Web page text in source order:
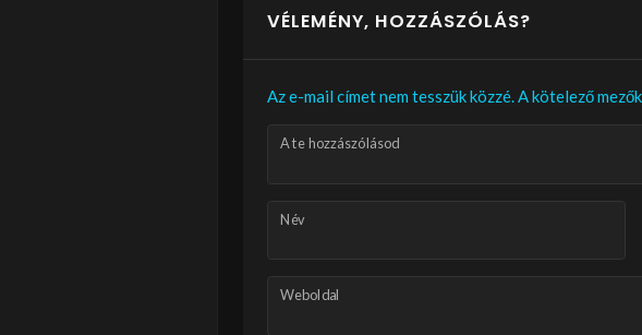
VÉLEMÉNY, HOZZÁSZÓLÁS?
Az e-mail címet nem tesszük közzé.A kötelező
A te hozzászólásod
Név
Weboldal